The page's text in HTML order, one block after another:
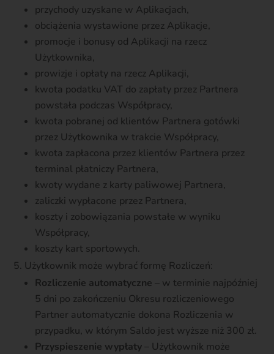
przychody uzyskane w Aplikacjach,
obciążenia wystawione przez Aplikacje,
promocje i bonusy od Aplikacji na rzecz
Użytkownika,
prowizje i opłaty na rzecz Aplikacji,
kwota podatku VAT do zapłaty przez Partnera
powstała podczas Współpracy,
kwota pobranej od klientów Partnera gotówki
przez Użytkownika w trakcie Współpracy,
kwota zapłacona przez klientów Partnera przez
terminal płatniczy Partnera,
kwoty wydane z karty paliwowej Partnera,
zaliczki wypłacone przez Partnera,
koszty i zobowiązania powstałe w wyniku
Współpracy,
koszty kart sportowych.
Użytkownik może wybrać formę Rozliczeń:
Rozliczenie automatyczne – w terminie najpóźniej
5 dni po zakończeniu Okresu rozliczeniowego
Partner automatycznie dokona Rozliczenia w
przypadku, w którym Saldo jest wyższe niż 300 zł.
Przyspieszenie wypłaty – Użytkownik może